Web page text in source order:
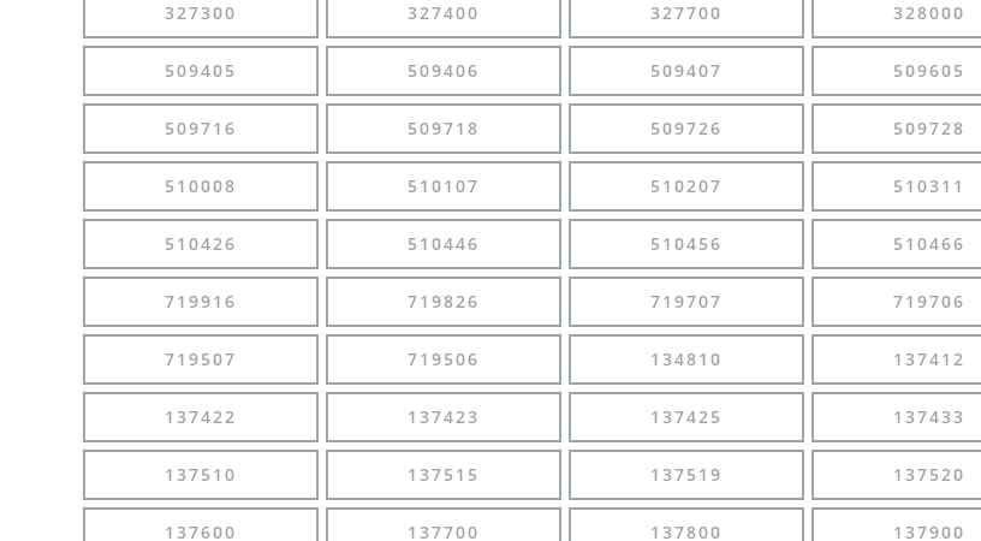
327300 327400 327700 328000
509405 509406 509407 509605
509716 509718 509726 509728
510008 510107 510207 510311
510426 510446 510456 510466
719916 719826 719707 719706
719507 719506 134810 137412
137422 137423 137425 137433
137510 137515 137519 137520
137600 137700 137800 137900